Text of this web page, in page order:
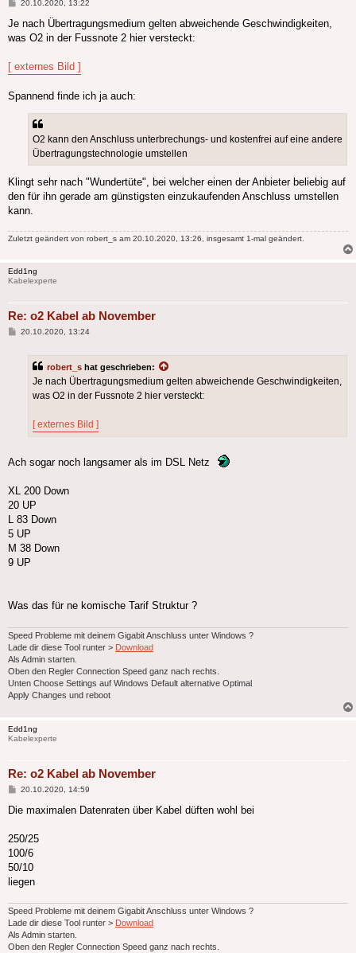
20.10.2020, 13:22
Je nach Übertragungsmedium gelten abweichende Geschwindigkeiten,
was O2 in der Fussnote 2 hier versteckt:
[ externes Bild ]
Spannend finde ich ja auch:
O2 kann den Anschluss unterbrechungs- und kostenfrei auf eine andere
Übertragungstechnologie umstellen
Klingt sehr nach "Wundertüte", bei welcher einen der Anbieter beliebig auf
den für ihn gerade am günstigsten einzukaufenden Anschluss umstellen
kann.
Zuletzt geändert von robert_s am 20.10.2020, 13:26, insgesamt 1-mal geändert.
Edd1ng
Kabelexperte
Re: o2 Kabel ab November
Beitrag
20.10.2020, 13:24
robert_s hat geschrieben:
Je nach Übertragungsmedium gelten abweichende Geschwindigkeiten,
was O2 in der Fussnote 2 hier versteckt:
[ externes Bild ]
Ach sogar noch langsamer als im DSL Netz
XL 200 Down
20 UP
L 83 Down
5 UP
M 38 Down
9 UP
Was das für ne komische Tarif Struktur ?
Speed Probleme mit deinem Gigabit Anschluss unter Windows ?
Lade dir diese Tool runter > Download
Als Admin starten.
Oben den Regler Connection Speed ganz nach rechts.
Unten Choose Settings auf Windows Default alternative Optimal
Apply Changes und reboot
Edd1ng
Kabelexperte
Re: o2 Kabel ab November
Beitrag
20.10.2020, 14:59
Die maximalen Datenraten über Kabel düften wohl bei
250/25
100/6
50/10
liegen
Speed Probleme mit deinem Gigabit Anschluss unter Windows ?
Lade dir diese Tool runter > Download
Als Admin starten.
Oben den Regler Connection Speed ganz nach rechts.